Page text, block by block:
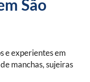
São
e experientes em
manchas, sujeiras